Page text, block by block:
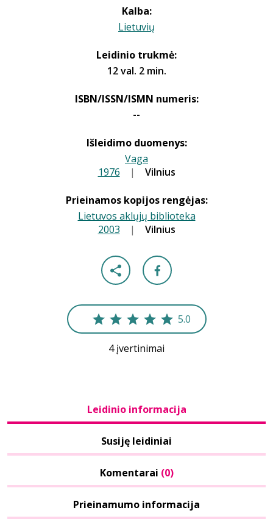
Kalba:
Lietuvių
Leidinio trukmė:
12 val. 2 min.
ISBN/ISSN/ISMN numeris:
--
Išleidimo duomenys:
Vaga
1976 | Vilnius
Prieinamos kopijos rengėjas:
Lietuvos aklųjų biblioteka
2003 | Vilnius
5.0
4 įvertinimai
Leidinio informacija
Susiję leidiniai
Komentarai (0)
Prieinamumo informacija